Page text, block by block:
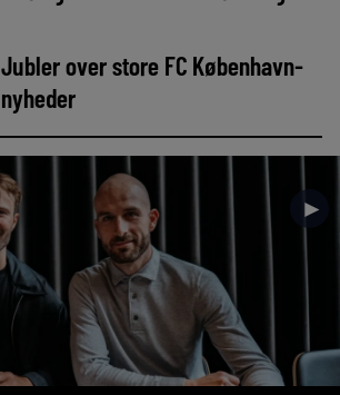
Jubler over store FC København-
nyheder
►